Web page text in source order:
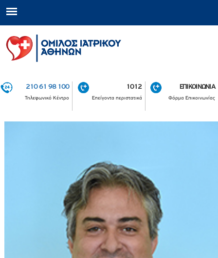
210 61 98 100
Τηλεφωνικό Κέντρο
1012
Επείγοντα περιστατικά
ΕΠΙΚΟΙΝΩΝΙΑ
Φόρμα Επικοινωνίας